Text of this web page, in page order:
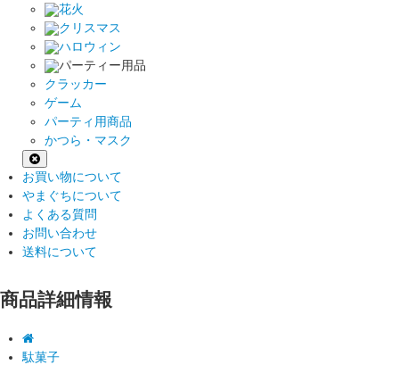
花火
クリスマス
ハロウィン
パーティー用品
クラッカー
ゲーム
パーティ用商品
かつら・マスク
お買い物について
やまぐちについて
よくある質問
お問い合わせ
送料について
商品詳細情報
駄菓子